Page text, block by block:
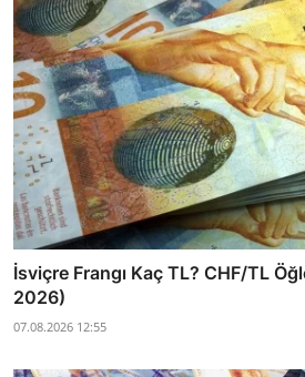
İsviçre Frangı Kaç TL? CHF/TL
2026)
07.08.2026 12:55